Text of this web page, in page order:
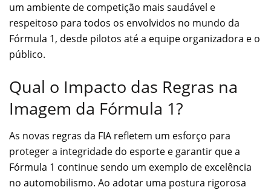
um ambiente de competição mais saudável e
respeitoso para todos os envolvidos no mundo da
Fórmula 1, desde pilotos até a equipe organizadora e o
público.
Qual o Impacto das Regras na
Imagem da Fórmula 1?
As novas regras da FIA refletem um esforço para
proteger a integridade do esporte e garantir que a
Fórmula 1 continue sendo um exemplo de excelência
no automobilismo. Ao adotar uma postura rigorosa